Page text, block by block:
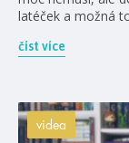
latéček a možná
číst více
videa